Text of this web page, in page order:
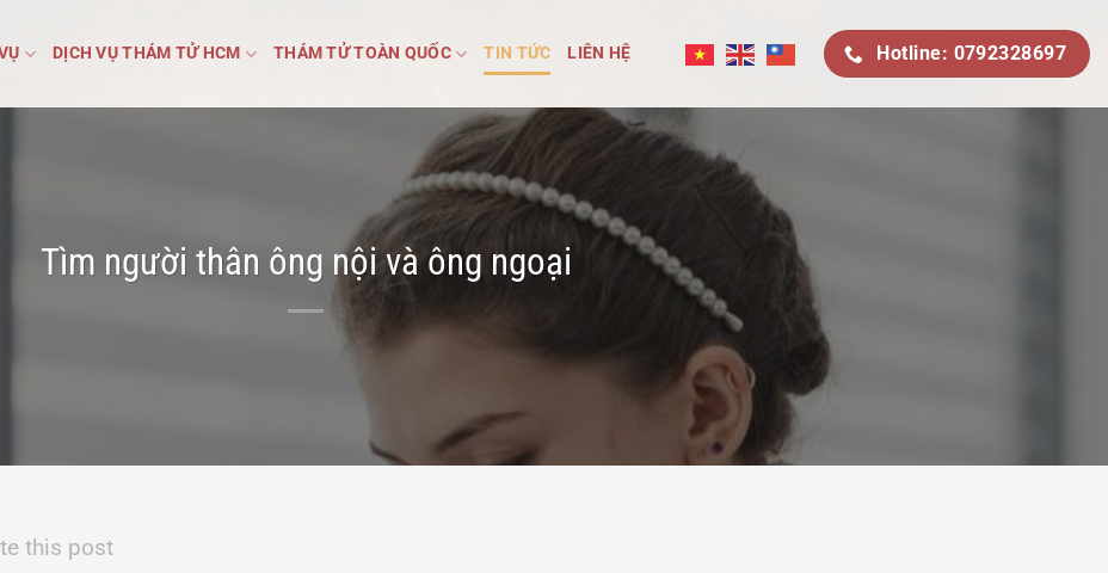
DỊCH VỤ THÁM TỬ HCM THÁM TỬ TOÀN QUỐC TIN TỨC LIÊN HỆ Hotline: 0792328697
Tìm người thân ông nội và ông ngoại
this post